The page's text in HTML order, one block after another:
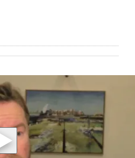
Videos werden
übertragen.
der Datenschutzerklärung.